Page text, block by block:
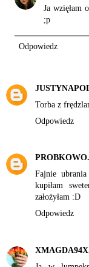
Ja wzięłam
;p
Odpowiedz
Torba z
Odpowiedz
Fajnie
kupiłam
założyłam :D
Odpowiedz